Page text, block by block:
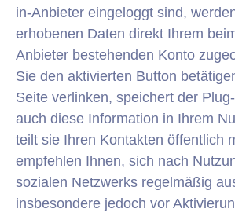
in-Anbieter eingeloggt sind,
erhobenen Daten direkt Ihrem
Anbieter bestehenden Konto
Sie den aktivierten Button
Seite verlinken, speichert der
auch diese Information in Ihrem
teilt sie Ihren Kontakten öffentlich
empfehlen Ihnen, sich nach
sozialen Netzwerks regelmäßig
insbesondere jedoch vor